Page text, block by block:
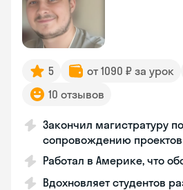
5 от 1090 ₽ за урок
10 отзывов
Закончил магистратуру
сопровождению проектов
Работал в Америке, что
Вдохновляет студентов